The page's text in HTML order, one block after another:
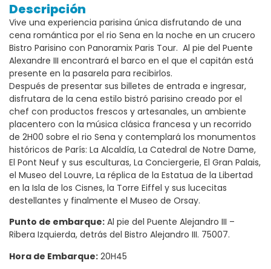
Descripción
Vive una experiencia parisina única disfrutando de una
cena romántica por el rio Sena en la noche en un crucero
Bistro Parisino con Panoramix Paris Tour. Al pie del Puente
Alexandre III encontrará el barco en el que el capitán está
presente en la pasarela para recibirlos.
Después de presentar sus billetes de entrada e ingresar,
disfrutara de la cena estilo bistró parisino creado por el
chef con productos frescos y artesanales, un ambiente
placentero con la música clásica francesa y un recorrido
de 2H00 sobre el rio Sena y contemplará los monumentos
históricos de París: La Alcaldía, La Catedral de Notre Dame,
El Pont Neuf y sus esculturas, La Conciergerie, El Gran Palais,
el Museo del Louvre, La réplica de la Estatua de la Libertad
en la Isla de los Cisnes, la Torre Eiffel y sus lucecitas
destellantes y finalmente el Museo de Orsay.
Punto de embarque: Al pie del Puente Alejandro III –
Ribera Izquierda, detrás del Bistro Alejandro III. 75007.
Hora de Embarque: 20H45